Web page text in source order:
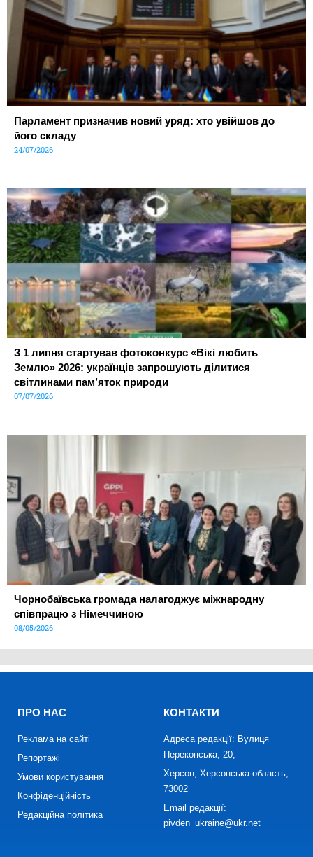
Парламент призначив новий уряд: хто увійшов до
його складу
24/07/2026
З 1 липня стартував фотоконкурс «Вікі любить
Землю» 2026: українців запрошують ділитися
світлинами пам’яток природи
07/07/2026
Чорнобаївська громада налагоджує міжнародну
співпрацю з Німеччиною
08/05/2026
ПРО НАС
Реклама на сайті
Репортажі
Умови користування
Конфіденційність
Редакційна політика
КОНТАКТИ
Адреса редакції: Вулиця
Перекопська, 20,
Херсон, Херсонська область,
73002
Email редакції:
pivden_ukraine@ukr.net